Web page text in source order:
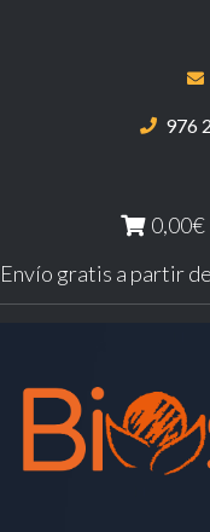
976
0,00€
Envío gratis a partir